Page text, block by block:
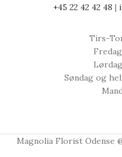
+45 22 42 42 48 |
Tirs-
Søndag og
Magnolia Florist Odense